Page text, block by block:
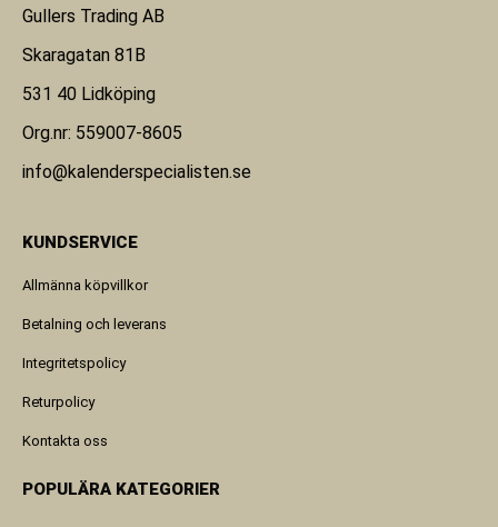
Gullers Trading AB
Skaragatan 81B
531 40 Lidköping
Org.nr: 559007-8605
info@kalenderspecialisten.se
KUNDSERVICE
Allmänna köpvillkor
Betalning och leverans
Integritetspolicy
Returpolicy
Kontakta oss
POPULÄRA KATEGORIER